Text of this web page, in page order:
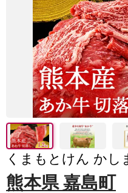
くまもとけん かし
熊本県 嘉島町